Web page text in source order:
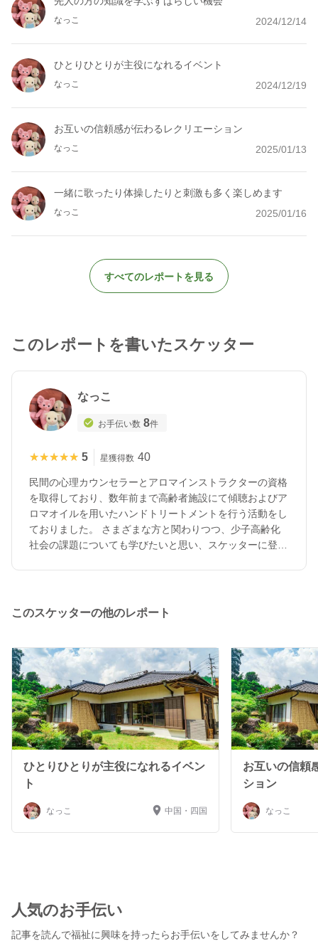
なっこ 2024/12/14
ひとりひとりが主役になれるイベント
なっこ 2024/12/19
お互いの信頼感が伝わるレクリエーション
なっこ 2025/01/13
一緒に歌ったり体操したりと刺激も多く楽しめます
なっこ 2025/01/16
すべてのレポートを見る
このレポートを書いたスケッター
なっこ
お手伝い数 8件
★★★★★
★★★★★ 5 星獲得数 40
民間の心理カウンセラーとアロマインストラクターの資格
を取得しており、数年前まで高齢者施設にて傾聴およびア
ロマオイルを用いたハンドトリートメントを行う活動をし
ておりました。 さまざまな方と関わりつつ、少子高齢化
社会の課題についても学びたいと思い、スケッターに登録
に活かすことが趣味です。アロマテラピーやハーブは嗅覚
身をもって感じております。 老若男女問わず人と会話を
することが好きです。初対面の方ともすぐに親しくなれる
性格だと思います。 人とのコミュニケーションにおいて
は、常に傾聴の姿勢を忘れず、相手の方の心に寄り添うこ
とを大切にしています。 利用者様やスタッフの方に心穏
やかなひとときを過ごしていただけるよう、お役に立てる
機会があればぜひお声掛けいただければ幸いです。
このスケッターの他のレポート
ひとりひとりが主役になれるイベン
ト
なっこ 中国・四国
お互いの信頼
ション
なっこ
人気のお手伝い
記事を読んで福祉に興味を持ったらお手伝いをしてみませんか？